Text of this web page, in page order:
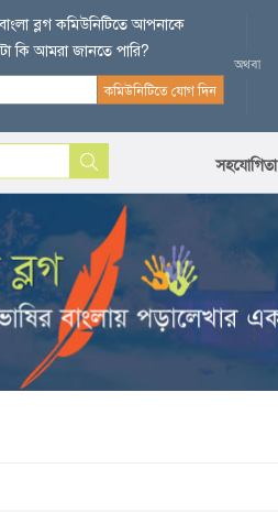
ব্লগ কমিউনিটিতে আপনাকে
কি আমরা জানতে পারি?
সহযোগিতা